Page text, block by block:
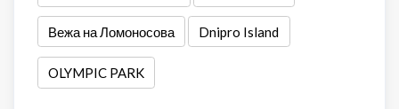
Вежа на Ломоносова Dnipro Island
OLYMPIC PARK